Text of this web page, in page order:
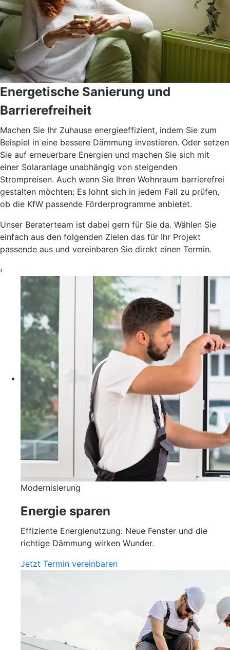
Energetische Sanierung und
Barrierefreiheit
Machen Sie Ihr Zuhause energieeffizient, indem Sie zum
Beispiel in eine bessere Dämmung investieren. Oder setzen
Sie auf erneuerbare Energien und machen Sie sich mit
einer Solaranlage unabhängig von steigenden
Strompreisen. Auch wenn Sie Ihren Wohnraum barrierefrei
gestalten möchten: Es lohnt sich in jedem Fall zu prüfen,
ob die KfW passende Förderprogramme anbietet.
Unser Beraterteam ist dabei gern für Sie da. Wählen Sie
einfach aus den folgenden Zielen das für Ihr Projekt
passende aus und vereinbaren Sie direkt einen Termin.
‹
Modernisierung
Energie sparen
Effiziente Energienutzung: Neue Fenster und die
richtige Dämmung wirken Wunder.
Jetzt Termin vereinbaren